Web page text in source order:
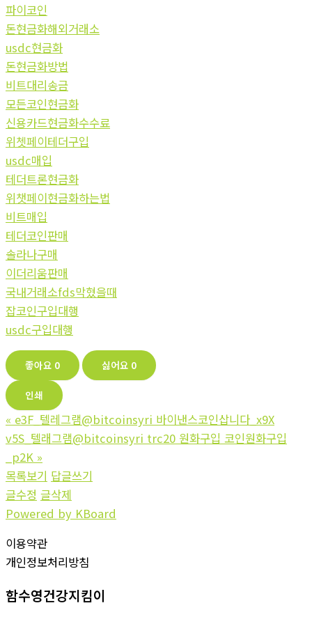
파이코인
돈현금화해외거래소
usdc현금화
돈현금화방법
비트대리송금
모든코인현금화
신용카드현금화수수료
위쳇페이테더구입
usdc매입
테더트론현금화
위챗페이현금화하는법
비트매입
테더코인판매
솔라나구매
이더리움판매
국내거래소fds막혔을때
잡코인구입대행
usdc구입대행
좋아요 0 싫어요 0
인쇄
« e3F_텔레그램@bitcoinsyri 바이낸스코인삽니다_x9X
v5S_텔래그램@bitcoinsyri trc20 원화구입 코인원화구입
_p2K »
목록보기 답글쓰기
글수정 글삭제
Powered by KBoard
이용약관
개인정보처리방침
함수영건강지킴이